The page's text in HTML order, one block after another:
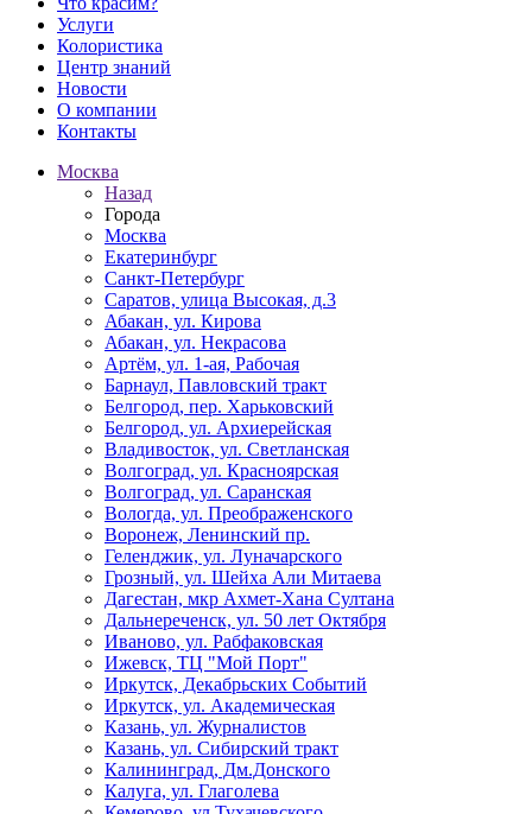
Услуги
Колористика
Центр знаний
Новости
О компании
Контакты
Москва
Назад
Города
Москва
Екатеринбург
Санкт-Петербург
Саратов, улица Высокая, д.3
Абакан, ул. Кирова
Абакан, ул. Некрасова
Артём, ул. 1-ая, Рабочая
Барнаул, Павловский тракт
Белгород, пер. Харьковский
Белгород, ул. Архиерейская
Владивосток, ул. Светланская
Волгоград, ул. Красноярская
Волгоград, ул. Саранская
Вологда, ул. Преображенского
Воронеж, Ленинский пр.
Геленджик, ул. Луначарского
Грозный, ул. Шейха Али Митаева
Дагестан, мкр Ахмет-Хана Султана
Дальнереченск, ул. 50 лет Октября
Иваново, ул. Рабфаковская
Ижевск, ТЦ "Мой Порт"
Иркутск, Декабрьских Событий
Иркутск, ул. Академическая
Казань, ул. Журналистов
Казань, ул. Сибирский тракт
Калининград, Дм.Донского
Калуга, ул. Глаголева